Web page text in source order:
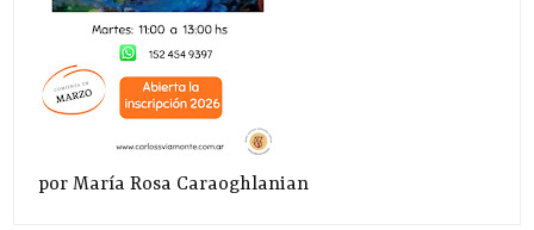
por María Rosa Caraoghlanian